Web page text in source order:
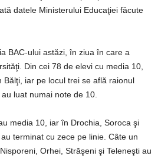
datele Ministerului Educaţiei făcute
BAC-ului astăzi, în ziua în care a
Din cei 78 de elevi cu media 10,
Bălţi, iar pe locul trei se află raionul
luat numai note de 10.
media 10, iar în Drochia, Soroca şi
terminat cu zece pe linie. Câte un
Orhei, Străşeni şi Teleneşti au